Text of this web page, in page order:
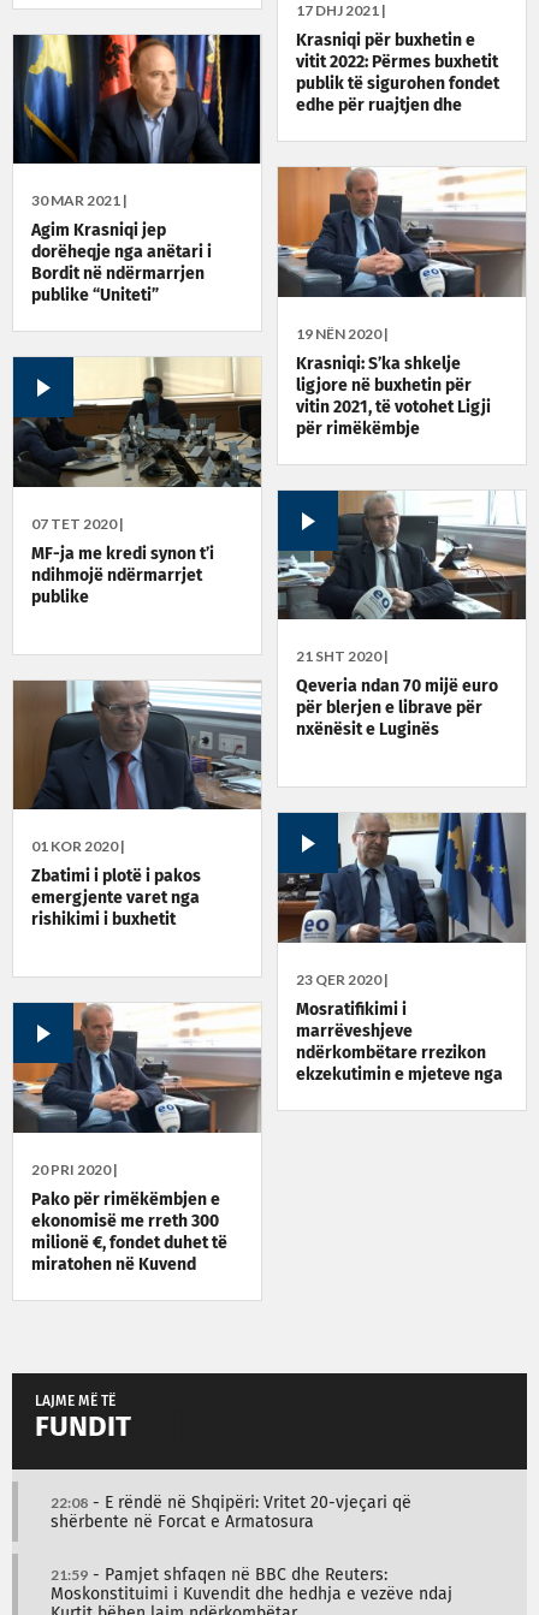
17 DHJ 2021 |
Krasniqi për buxhetin e
vitit 2022: Përmes buxhetit
publik të sigurohen fondet
edhe për ruajtjen dhe
30 MAR 2021 |
Agim Krasniqi jep
dorëheqje nga anëtari i
Bordit në ndërmarrjen
publike “Uniteti”
19 NËN 2020 |
Krasniqi: S’ka shkelje
ligjore në buxhetin për
vitin 2021, të votohet Ligji
për rimëkëmbje
07 TET 2020 |
MF-ja me kredi synon t’i
ndihmojë ndërmarrjet
publike
21 SHT 2020 |
Qeveria ndan 70 mijë euro
për blerjen e librave për
nxënësit e Luginës
01 KOR 2020 |
Zbatimi i plotë i pakos
emergjente varet nga
rishikimi i buxhetit
23 QER 2020 |
Mosratifikimi i
marrëveshjeve
ndërkombëtare rrezikon
ekzekutimin e mjeteve nga
20 PRI 2020 |
Pako për rimëkëmbjen e
ekonomisë me rreth 300
milionë €, fondet duhet të
miratohen në Kuvend
LAJME MË TË
FUNDIT
22:08 - E rëndë në Shqipëri: Vritet 20-vjeçari që
shërbente në Forcat e Armatosura
21:59 - Pamjet shfaqen në BBC dhe Reuters:
Moskonstituimi i Kuvendit dhe hedhja e vezëve ndaj